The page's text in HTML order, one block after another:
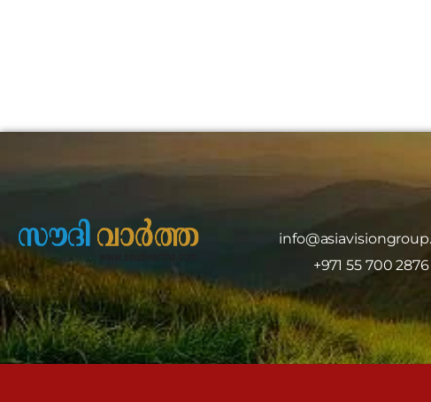
+971 55 700 2876